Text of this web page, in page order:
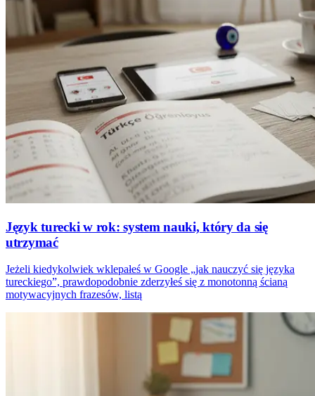
Język turecki w rok: system nauki, który da się
utrzymać
Jeżeli kiedykolwiek wklepałeś w Google „jak nauczyć się języka
tureckiego”, prawdopodobnie zderzyłeś się z monotonną ścianą
motywacyjnych frazesów, listą